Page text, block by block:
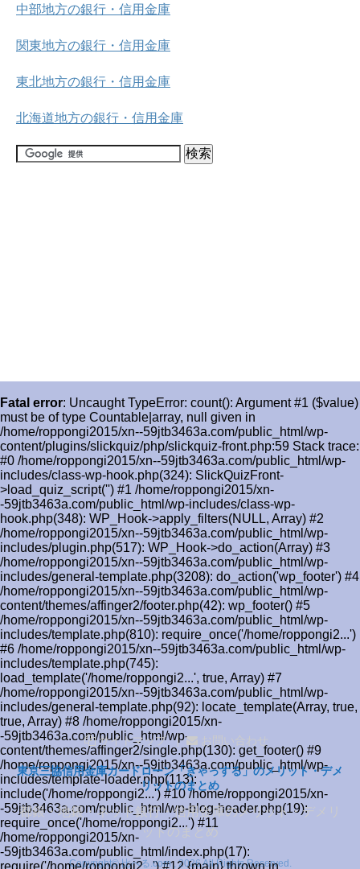
中部地方の銀行・信用金庫
関東地方の銀行・信用金庫
東北地方の銀行・信用金庫
北海道地方の銀行・信用金庫
サイトマップ
東京三協信用金庫カードローン「きゃっする」のメリット・デメ
リットのまとめ
都銀・地銀・ネット銀行・信用金庫のメリット・デメリ
ットのまとめ
Copyright© 比べる.com , 2026 All Rights Reserved.
Fatal error: Uncaught TypeError: count(): Argument #1 ($value)
must be of type Countable|array, null given in
/home/roppongi2015/xn--59jtb3463a.com/public_html/wp-
content/plugins/slickquiz/php/slickquiz-front.php:59 Stack trace:
#0 /home/roppongi2015/xn--59jtb3463a.com/public_html/wp-
includes/class-wp-hook.php(324): SlickQuizFront-
>load_quiz_script('') #1 /home/roppongi2015/xn-
-59jtb3463a.com/public_html/wp-includes/class-wp-
hook.php(348): WP_Hook->apply_filters(NULL, Array) #2
/home/roppongi2015/xn--59jtb3463a.com/public_html/wp-
includes/plugin.php(517): WP_Hook->do_action(Array) #3
/home/roppongi2015/xn--59jtb3463a.com/public_html/wp-
includes/general-template.php(3208): do_action('wp_footer') #4
/home/roppongi2015/xn--59jtb3463a.com/public_html/wp-
content/themes/affinger2/footer.php(42): wp_footer() #5
/home/roppongi2015/xn--59jtb3463a.com/public_html/wp-
includes/template.php(810): require_once('/home/roppongi2...')
#6 /home/roppongi2015/xn--59jtb3463a.com/public_html/wp-
includes/template.php(745):
load_template('/home/roppongi2...', true, Array) #7
/home/roppongi2015/xn--59jtb3463a.com/public_html/wp-
includes/general-template.php(92): locate_template(Array, true,
true, Array) #8 /home/roppongi2015/xn-
-59jtb3463a.com/public_html/wp-
content/themes/affinger2/single.php(130): get_footer() #9
/home/roppongi2015/xn--59jtb3463a.com/public_html/wp-
includes/template-loader.php(113):
include('/home/roppongi2...') #10 /home/roppongi2015/xn-
-59jtb3463a.com/public_html/wp-blog-header.php(19):
require_once('/home/roppongi2...') #11
/home/roppongi2015/xn-
-59jtb3463a.com/public_html/index.php(17):
require('/home/roppongi2...') #12 {main} thrown in